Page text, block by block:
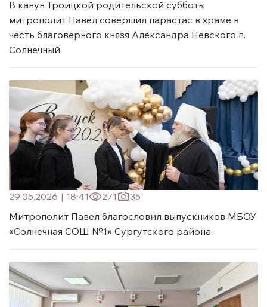
В канун Троицкой родительской субботы
митрополит Павел совершил парастас в храме в
честь благоверного князя Александра Невского п.
Солнечный
29.05.2026 | 18:41 271
35
Митрополит Павел благословил выпускников МБОУ
«Солнечная СОШ №1» Сургутского района